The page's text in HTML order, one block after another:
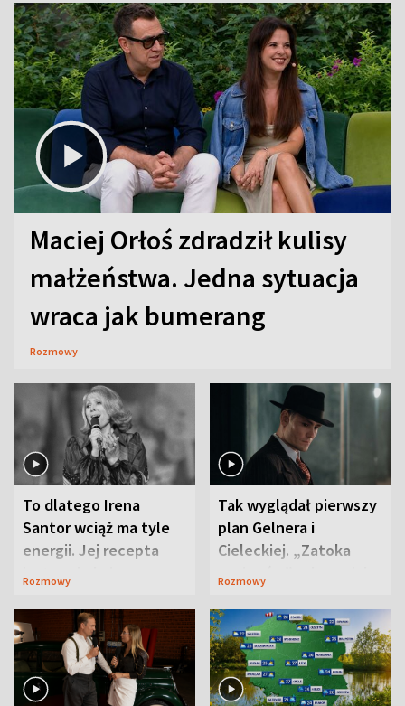
Maciej Orłoś zdradził kulisy
małżeństwa. Jedna sytuacja
wraca jak bumerang
Rozmowy
To dlatego Irena
Santor wciąż ma tyle
energii. Jej recepta
jest zaskakująco
Rozmowy
Tak wyglądał pierwszy
plan Gelnera i
Cieleckiej. „Zatoka
szpiegów” od razu ich
Rozmowy